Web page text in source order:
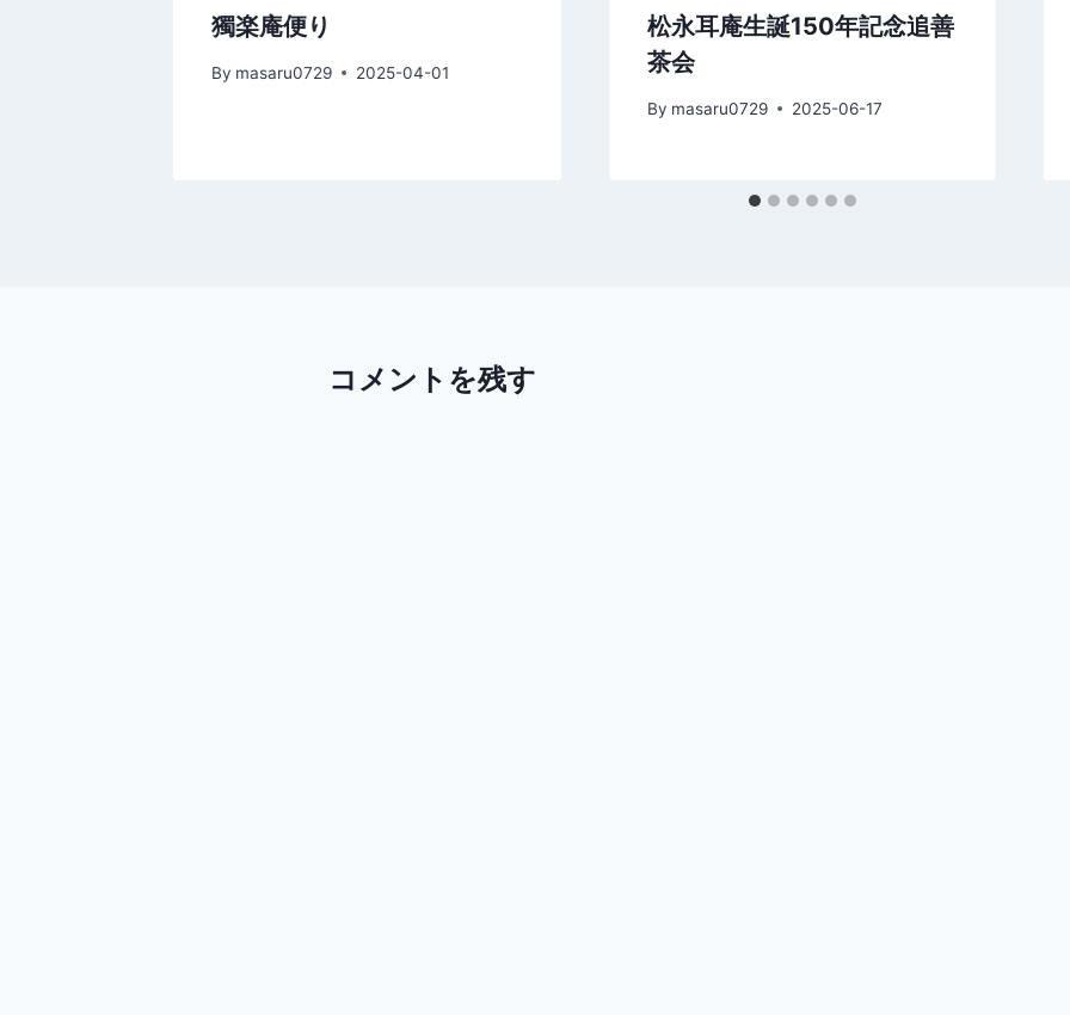
獨楽庵便り
By masaru0729 2025-04-01
松永耳庵生誕150年記念追善
茶会
By masaru0729 2025-06-17
コメントを残す